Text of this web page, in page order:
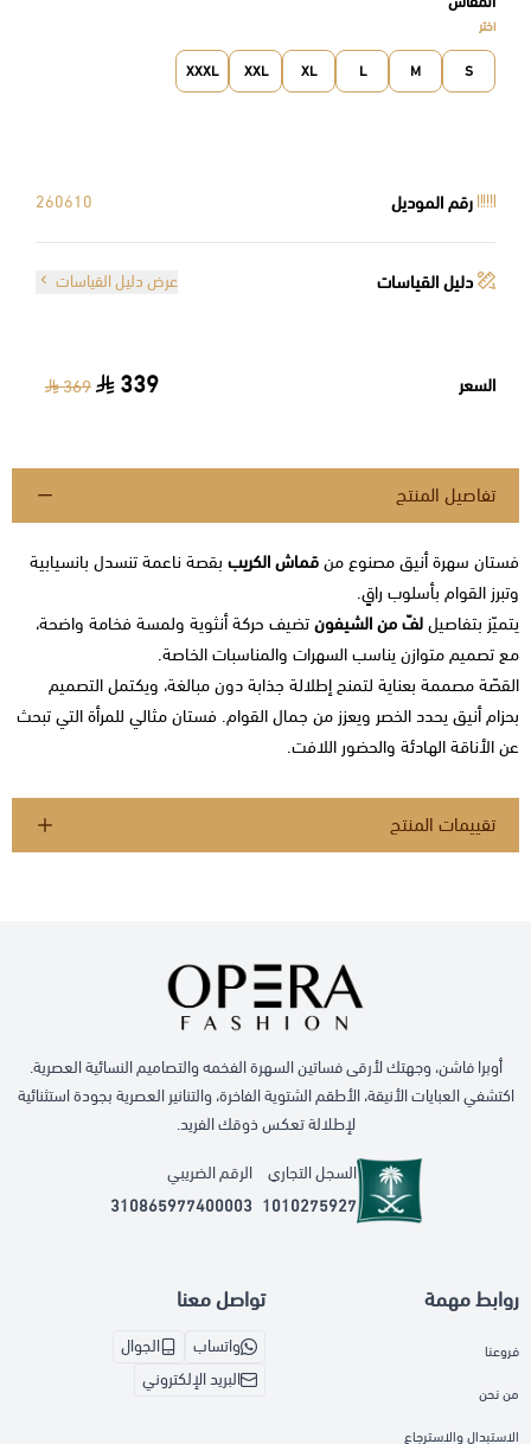
اختر
S
M
L
XL
XXL
XXXL
رقم الموديل 260610
دليل القياسات عرض دليل القياسات
السعر 339
369
تفاصيل المنتج
فستان سهرة أنيق مصنوع منقماش الكريب بقصة ناعمة تنسدل بانسيابية
وتبرز القوام بأسلوب راقٍ.
يتميّز بتفاصيللفّ من الشيفونتضيف حركة أنثوية ولمسة فخامة واضحة،
مع تصميم متوازن يناسب السهرات والمناسبات الخاصة.
القصّة مصممة بعناية لتمنح إطلالة جذابة دون مبالغة، ويكتمل التصميم
بحزام أنيق يحدد الخصر ويعزز من جمال القوام. فستان مثالي للمرأة التي تبحث
عن الأناقة الهادئة والحضور اللافت.
تقييمات المنتج
أوبرا فاشن، وجهتك لأرقى فساتين السهرة الفخمه والتصاميم النسائية العصرية.
اكتشفي العبايات الأنيقة، الأطقم الشتوية الفاخرة، والتنانير العصرية بجودة استثنائية
لإطلالة تعكس ذوقك الفريد.
السجل التجاري
1010275927
الرقم الضريبي
310865977400003
روابط مهمة
فروعنا
من نحن
الاستبدال والاسترجاع
تواصل معنا
واتساب
الجوال
البريد الإلكتروني